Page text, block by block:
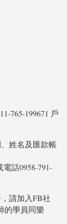
765-199671 戶
姓名及匯款帳
電話0958-791-
請加入FB社
的學員同樂